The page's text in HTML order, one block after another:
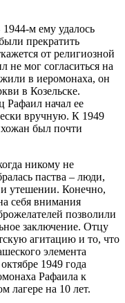
м ему удалось
прекратить
от религиозной
не мог согласиться на
в иеромонаха, он
в Козельске.
Рафаил начал ее
вручную. К 1949
был почти
никому не
паства – люди,
утешении. Конечно,
себя внимания
позволили
заключение. Отцу
агитацию и то, что
элемента
1949 года
Рафаила к
лагере на 10 лет.